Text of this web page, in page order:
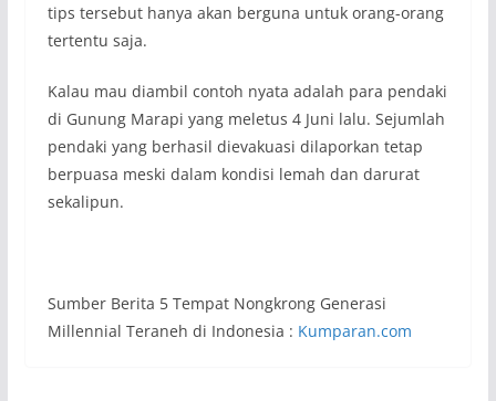
tips tersebut hanya akan berguna untuk orang-orang
tertentu saja.
Kalau mau diambil contoh nyata adalah para pendaki
di Gunung Marapi yang meletus 4 Juni lalu. Sejumlah
pendaki yang berhasil dievakuasi dilaporkan tetap
berpuasa meski dalam kondisi lemah dan darurat
sekalipun.
Sumber Berita 5 Tempat Nongkrong Generasi
Millennial Teraneh di Indonesia : Kumparan.com